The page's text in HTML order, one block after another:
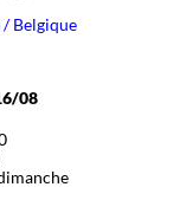
/ Belgique
08